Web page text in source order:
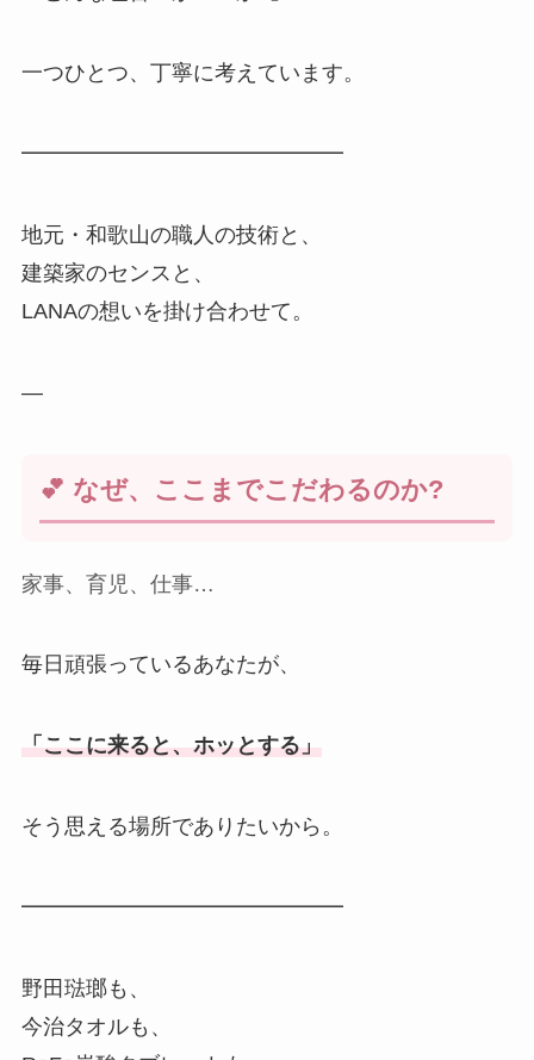
一つひとつ、丁寧に考えています。
━━━━━━━━━━━━━━━
地元・和歌山の職人の技術と、
建築家のセンスと、
LANAの想いを掛け合わせて。
—
💕 なぜ、ここまでこだわるのか?
家事、育児、仕事…
毎日頑張っているあなたが、
「ここに来ると、ホッとする」
そう思える場所でありたいから。
━━━━━━━━━━━━━━━
野田琺瑯も、
今治タオルも、